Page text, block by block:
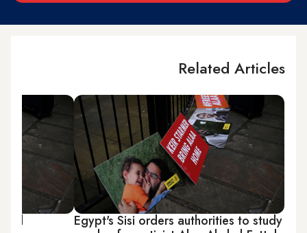
Related Articles
Egypt's Sisi orders authorities to study